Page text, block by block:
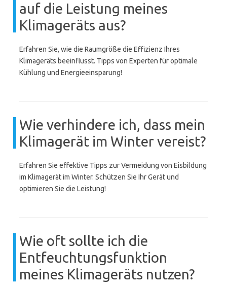
auf die Leistung meines
Klimageräts aus?
Erfahren Sie, wie die Raumgröße die Effizienz Ihres
Klimageräts beeinflusst. Tipps von Experten für optimale
Kühlung und Energieeinsparung!
Wie verhindere ich, dass mein
Klimagerät im Winter vereist?
Erfahren Sie effektive Tipps zur Vermeidung von Eisbildung
im Klimagerät im Winter. Schützen Sie Ihr Gerät und
optimieren Sie die Leistung!
Wie oft sollte ich die
Entfeuchtungsfunktion
meines Klimageräts nutzen?